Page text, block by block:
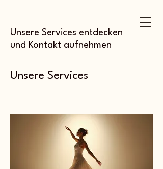
Unsere Services entdecken
und Kontakt aufnehmen
Unsere Services